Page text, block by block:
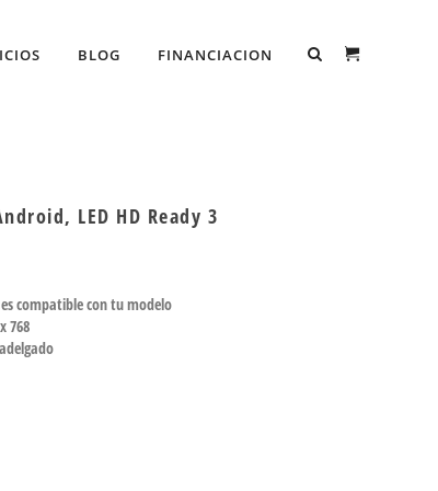
BLOG FINANCIACION
LED HD Ready 3
compatible con tu modelo
768